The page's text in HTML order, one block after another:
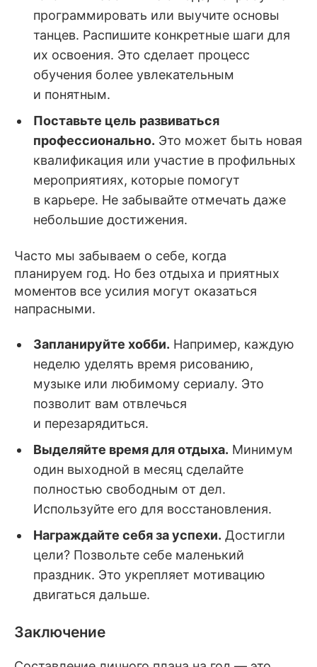
программировать или выучите основы
танцев. Распишите конкретные шаги для
их освоения. Это сделает процесс
обучения более увлекательным
и понятным.
Поставьте цель развиваться
профессионально. Это может быть новая
квалификация или участие в профильных
мероприятиях, которые помогут
в карьере. Не забывайте отмечать даже
небольшие достижения.
Часто мы забываем о себе, когда
планируем год. Но без отдыха и приятных
моментов все усилия могут оказаться
напрасными.
Запланируйте хобби. Например, каждую
неделю уделять время рисованию,
музыке или любимому сериалу. Это
позволит вам отвлечься
и перезарядиться.
Выделяйте время для отдыха. Минимум
один выходной в месяц сделайте
полностью свободным от дел.
Используйте его для восстановления.
Награждайте себя за успехи. Достигли
цели? Позвольте себе маленький
праздник. Это укрепляет мотивацию
двигаться дальше.
Заключение